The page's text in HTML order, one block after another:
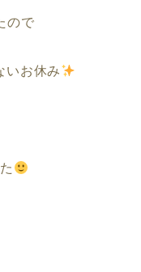
ので
いお休み